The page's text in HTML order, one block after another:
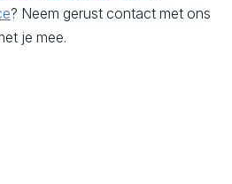
? Neem gerust contact met ons
je mee.